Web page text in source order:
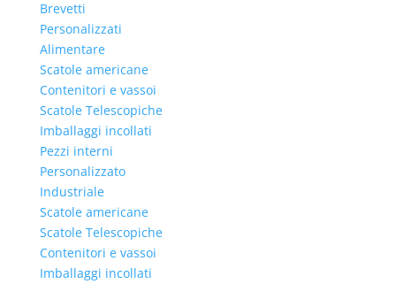
Brevetti
Personalizzati
Alimentare
Scatole americane
Contenitori e vassoi
Scatole Telescopiche
Imballaggi incollati
Pezzi interni
Personalizzato
Industriale
Scatole americane
Scatole Telescopiche
Contenitori e vassoi
Imballaggi incollati